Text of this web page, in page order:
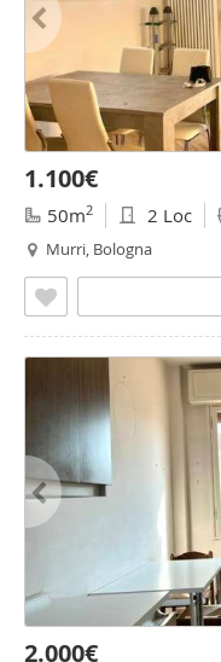
1.100€
50m2 2 Loc
Murri, Bologna
2.000€